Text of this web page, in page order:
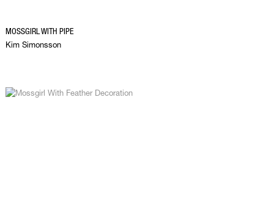
MOSSGIRL WITH PIPE
Kim Simonsson